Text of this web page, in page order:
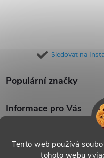
Tento web používá
tohoto webu
Sledovat na
Populární značky
Informace pro Vás